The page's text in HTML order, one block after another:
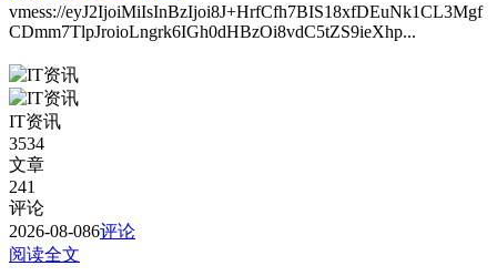
vmess://eyJ2IjoiMiIsInBzIjoi8J+HrfCfh7BIS18xfDEuNk1CL3Mgf
CDmm7TlpJroioLngrk6IGh0dHBzOi8vdC5tZS9ieXhp...
IT资讯
3534
文章
241
评论
2026-08-086评论
阅读全文